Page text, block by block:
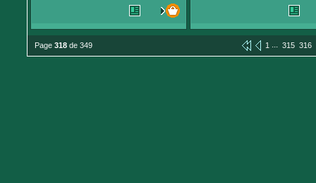
Page 318 de 349 1 ... 315 316